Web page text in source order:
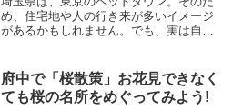
め、住宅地や人の行き来が多いイメージ
があるかもしれません。でも、実は自然
をテーマに、地元で愛されている花散策
スポットを紹介したいと思...
府中で「桜散策」お花見できなく
ても桜の名所をめぐってみよう!